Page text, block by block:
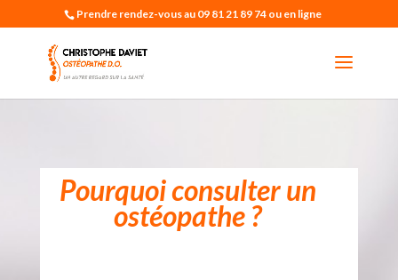
Prendre rendez-vous au 09 81 21 89 74 ou en ligne
Pourquoi consulter un
ostéopathe ?